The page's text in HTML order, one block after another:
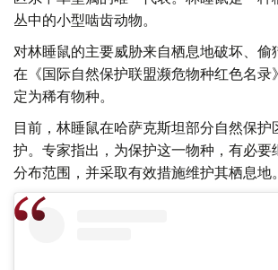
丛中的小型啮齿动物。
对林睡鼠的主要威胁来自栖息地破坏、偷
在《国际自然保护联盟濒危物种红色名录
定为稀有物种。
目前，林睡鼠在哈萨克斯坦部分自然保护
护。专家指出，为保护这一物种，有必要
分布范围，并采取有效措施维护其栖息地。